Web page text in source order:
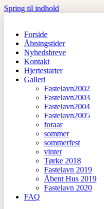
Spring til indhold
Forside
Åbningstider
Nyhedsbreve
Kontakt
Hjertestarter
Galleri
Fastelavn2002
Fastelavn2003
Fastelavn2004
Fastelavn2005
foraar
sommer
sommerfest
vinter
Tørke 2018
Fastelavn 2019
Åbent Hus 2019
Fastelavn 2020
FAQ